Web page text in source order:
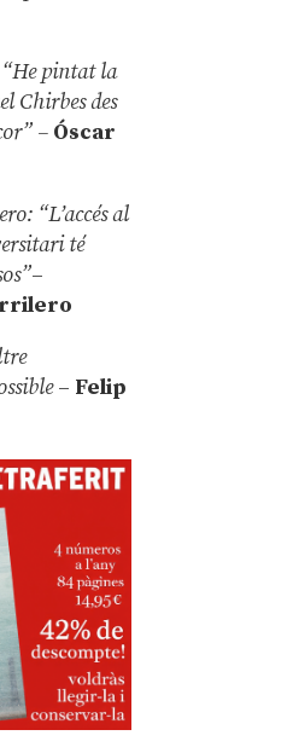
pintat la
Chirbes des
– Óscar
“L’accés al
té
–
– Felip